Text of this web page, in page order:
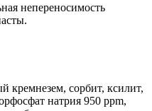
непереносимость
кремнезем, сорбит, ксилит,
натрия 950 ppm,